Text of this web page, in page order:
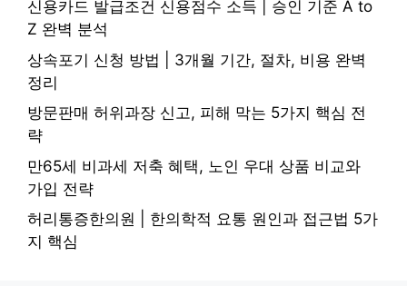
신용카드 발급조건 신용점수 소득 | 승인 기준 A to
Z 완벽 분석
상속포기 신청 방법 | 3개월 기간, 절차, 비용 완벽
정리
방문판매 허위과장 신고, 피해 막는 5가지 핵심 전
략
만65세 비과세 저축 혜택, 노인 우대 상품 비교와
가입 전략
허리통증한의원 | 한의학적 요통 원인과 접근법 5가
지 핵심